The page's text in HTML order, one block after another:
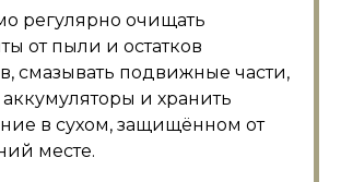
регулярно очищать
от пыли и остатков
смазывать подвижные части,
и хранить
в сухом, защищённом от
месте.